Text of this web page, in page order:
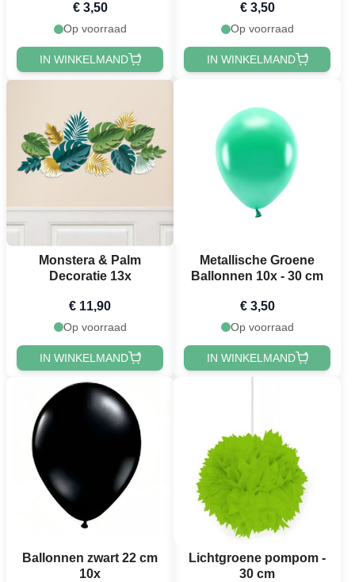
€ 3,50
Op voorraad
IN WINKELMAND
€ 3,50
Op voorraad
IN WINKELMAND
Monstera & Palm
Decoratie 13x
€ 11,90
Op voorraad
IN WINKELMAND
Metallische Groene
Ballonnen 10x - 30 cm
€ 3,50
Op voorraad
IN WINKELMAND
Ballonnen zwart 22 cm
10x
Lichtgroene pompom -
30 cm